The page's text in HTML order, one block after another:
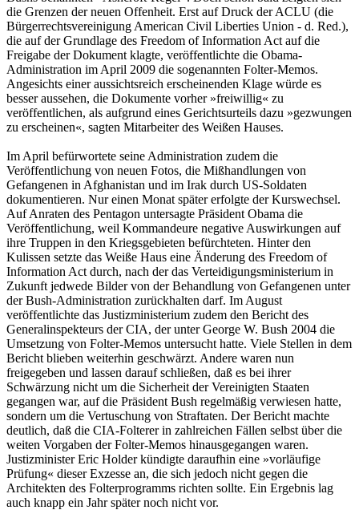
die Grenzen der neuen Offenheit. Erst auf Druck der ACLU (die
Bürgerrechtsvereinigung American Civil Liberties Union - d. Red.),
die auf der Grundlage des Freedom of Information Act auf die
Freigabe der Dokument klagte, veröffentlichte die Obama-
Administration im April 2009 die sogenannten Folter-Memos.
Angesichts einer aussichtsreich erscheinenden Klage würde es
besser aussehen, die Dokumente vorher »freiwillig« zu
veröffentlichen, als aufgrund eines Gerichtsurteils dazu »gezwungen
zu erscheinen«, sagten Mitarbeiter des Weißen Hauses.
Im April befürwortete seine Administration zudem die
Veröffentlichung von neuen Fotos, die Mißhandlungen von
Gefangenen in Afghanistan und im Irak durch US-Soldaten
dokumentieren. Nur einen Monat später erfolgte der Kurswechsel.
Auf Anraten des Pentagon untersagte Präsident Obama die
Veröffentlichung, weil Kommandeure negative Auswirkungen auf
ihre Truppen in den Kriegsgebieten befürchteten. Hinter den
Kulissen setzte das Weiße Haus eine Änderung des Freedom of
Information Act durch, nach der das Verteidigungsministerium in
Zukunft jedwede Bilder von der Behandlung von Gefangenen unter
der Bush-Administration zurückhalten darf. Im August
veröffentlichte das Justizministerium zudem den Bericht des
Generalinspekteurs der CIA, der unter George W. Bush 2004 die
Umsetzung von Folter-Memos untersucht hatte. Viele Stellen in dem
Bericht blieben weiterhin geschwärzt. Andere waren nun
freigegeben und lassen darauf schließen, daß es bei ihrer
Schwärzung nicht um die Sicherheit der Vereinigten Staaten
gegangen war, auf die Präsident Bush regelmäßig verwiesen hatte,
sondern um die Vertuschung von Straftaten. Der Bericht machte
deutlich, daß die CIA-Folterer in zahlreichen Fällen selbst über die
weiten Vorgaben der Folter-Memos hinausgegangen waren.
Justizminister Eric Holder kündigte daraufhin eine »vorläufige
Prüfung« dieser Exzesse an, die sich jedoch nicht gegen die
Architekten des Folterprogramms richten sollte. Ein Ergebnis lag
auch knapp ein Jahr später noch nicht vor.